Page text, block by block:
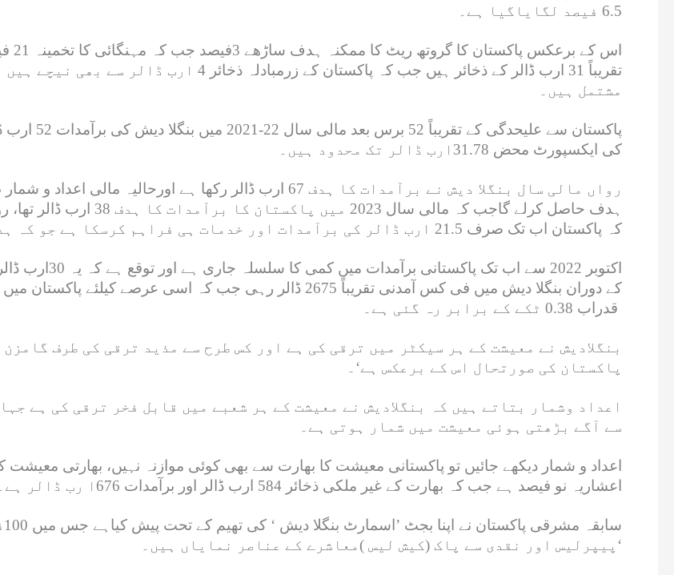
6.5 فیصد لگایاگیا ہے۔
تقریباً 31 ارب ڈالر کے ذخائر ہیں جب کہ پاکستان
مشتمل ہیں۔
پاکستان
کی ایکسپورٹ محض 31.78ارب ڈالر تک محدود ہیں۔
کہ پاکستان اب تک صرف 21.5 ارب ڈالر کی برآمدات اور خدمات ہی فراہم کرسکا ہے جو کہ ہدف سے بہت کم ہے۔
بنگلادیش نے معیشت کے ہر سیکٹر میں ترقی کی ہے اور کس طرح سے مذید ترقی کی طرف
پاکستان کی صورتحال اس کے برعکس ہے‘۔
اعداد وشمار بتاتے ہیں کہ بنگلادیش نے معیشت کے ہر شعبے میں قابل فخر ترقی کی ہے
سے آگے بڑھتی ہوئی معیشت میں شمار ہوتی ہے۔
اعشاریہ نو فیصد ہے جب کہ بھارت کے غیر ملکی ذخائر 584 ارب ڈالر اور برآمدات 676ا رب ڈالر ہے۔
‘پیپرلیس اور نقدی سے پاک (کیش لیس )معاشرے کے عناصر نمایاں ہیں۔